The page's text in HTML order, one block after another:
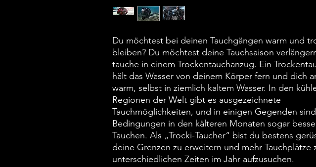
Du möchtest bei deinen Tauchgängen warm und
bleiben? Du möchtest deine Tauchsaison
tauche in einem Trockentauchanzug. Ein
hält das Wasser von deinem Körper fern und dich
warm, selbst in ziemlich kaltem Wasser. In den
Regionen der Welt gibt es ausgezeichnete
Tauchmöglichkeiten, und in einigen Gegenden
Bedingungen in den kälteren Monaten sogar
Tauchen. Als „Trocki-Taucher“ bist du bestens
deine Grenzen zu erweitern und mehr Tauchplätze
unterschiedlichen Zeiten im Jahr aufzusuchen.